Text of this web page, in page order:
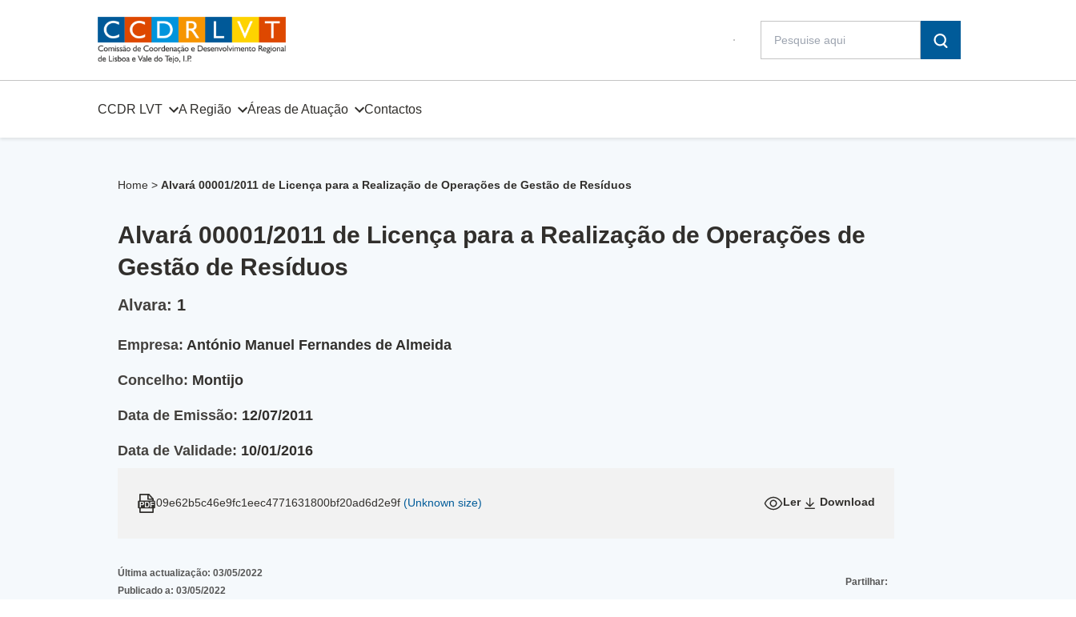
CCDR LVT A Região Áreas de Atuação Contactos
Home > Alvará 00001/2011 de Licença para a Realização de Operações de Gestão de Resíduos
Alvará 00001/2011 de Licença para a Realização de Operações de
Gestão de Resíduos
Alvara: 1
Empresa: António Manuel Fernandes de Almeida
Concelho: Montijo
Data de Emissão: 12/07/2011
Data de Validade: 10/01/2016
09e62b5c46e9fc1eec4771631800bf20ad6d2e9f (Unknown size) Ler Download
Última actualização: 03/05/2022
Publicado a: 03/05/2022
Partilhar: